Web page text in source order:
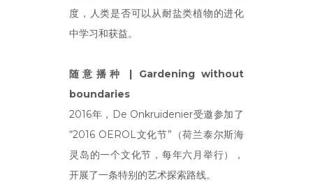
度，人类是否可以从耐盐类植物的进化
中学习和获益。
随意播种 | Gardening without
boundaries
2016年，De Onkruidenier受邀参加了
“2016 OEROL文化节”（荷兰泰尔斯海
灵岛的一个文化节，每年六月举行），
开展了一条特别的艺术探索路线。